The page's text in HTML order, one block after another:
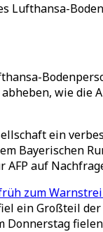
Lufthansa-
wie
ein
Bayerischen
auf
zum
ein Großteil